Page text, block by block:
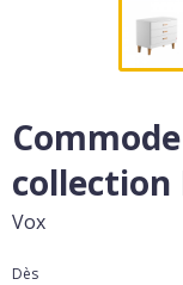
collection
Vox
Dès